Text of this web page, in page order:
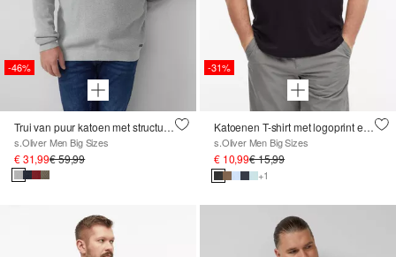
-46%
Trui van puur katoen met structuurmix
s.Oliver Men Big Sizes
€ 31,99€ 59,99
-31%
Katoenen T-shirt met logoprint en V-hals
s.Oliver Men Big Sizes
€ 10,99€ 15,99
+1